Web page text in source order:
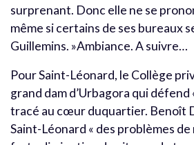
surprenant. Donc elle ne se
même si certains de ses bureaux
Guillemins. »Ambiance. A suivre…
Pour Saint-Léonard, le Collège
grand dam d’Urbagora qui défend
tracé au cœur duquartier. Benoît
Saint-Léonard « des problèmes